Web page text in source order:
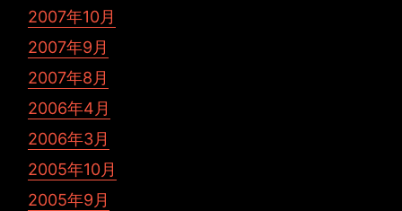
2007年10月
2007年9月
2007年8月
2006年4月
2006年3月
2005年10月
2005年9月